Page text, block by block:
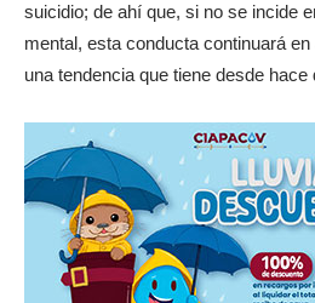
suicidio; de ahí que, si no se incide
mental, esta conducta continuará
una tendencia que tiene desde hace